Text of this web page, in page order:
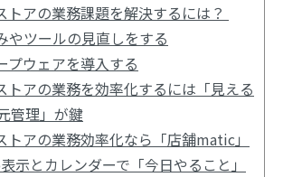
トアの業務課題を解決するには？
やツールの見直しをする
プウェアを導入する
トアの業務を効率化するには「見える
管理」が鍵
トアの業務効率化なら「店舗matic」
示とカレンダーで「今日やること」